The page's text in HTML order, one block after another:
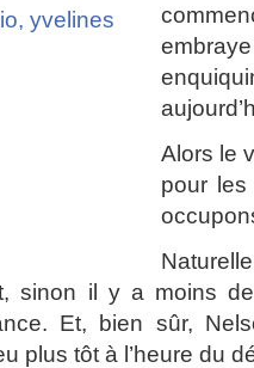
Alors le
pour
sinon il y a moins
Et, bien sûr,
plus tôt à l’heure du